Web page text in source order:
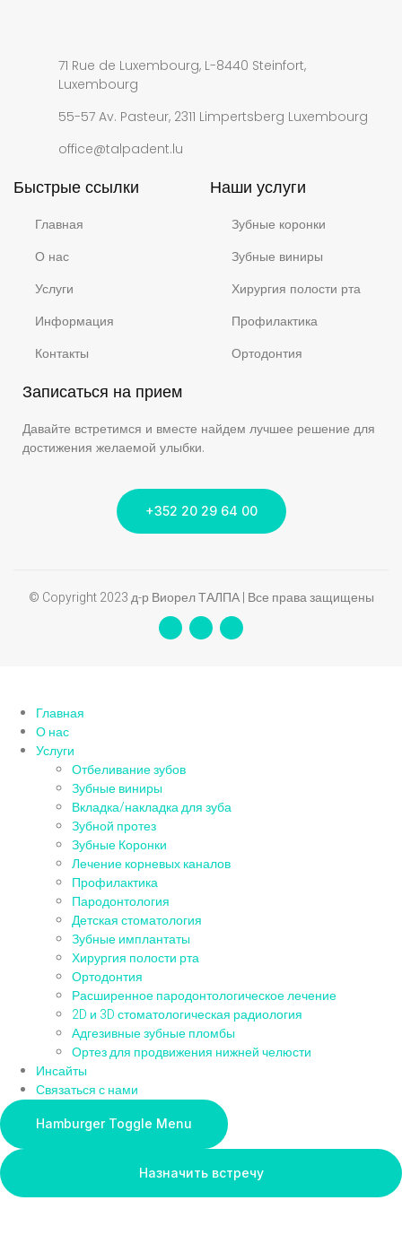
71 Rue de Luxembourg, L-8440 Steinfort,
Luxembourg
55-57 Av. Pasteur, 2311 Limpertsberg Luxembourg
office@talpadent.lu
Быстрые ссылки
Главная
О нас
Услуги
Информация
Контакты
Наши услуги
Зубные коронки
Зубные виниры
Хирургия полости рта
Профилактика
Ортодонтия
Записаться на прием
Давайте встретимся и вместе найдем лучшее решение для
достижения желаемой улыбки.
+352 20 29 64 00
© Copyright 2023 д-р Виорел ТАЛПА | Все права защищены
Главная
О нас
Услуги
Отбеливание зубов
Зубные виниры
Вкладка/накладка для зуба
Зубной протез
Зубные Коронки
Лечение корневых каналов
Профилактика
Пародонтология
Детская стоматология
Зубные имплантаты
Хирургия полости рта
Ортодонтия
Расширенное пародонтологическое лечение
2D и 3D стоматологическая радиология
Адгезивные зубные пломбы
Ортез для продвижения нижней челюсти
Инсайты
Связаться с нами
Hamburger Toggle Menu
Назначить встречу